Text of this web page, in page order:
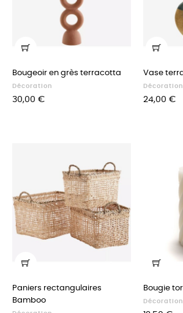
Bougeoir en grès terracotta
Décoration
Prix
30,00 €
Vase
Décoration
Prix
24,00 €
Paniers rectangulaires
Bamboo
Bougie
Décoration